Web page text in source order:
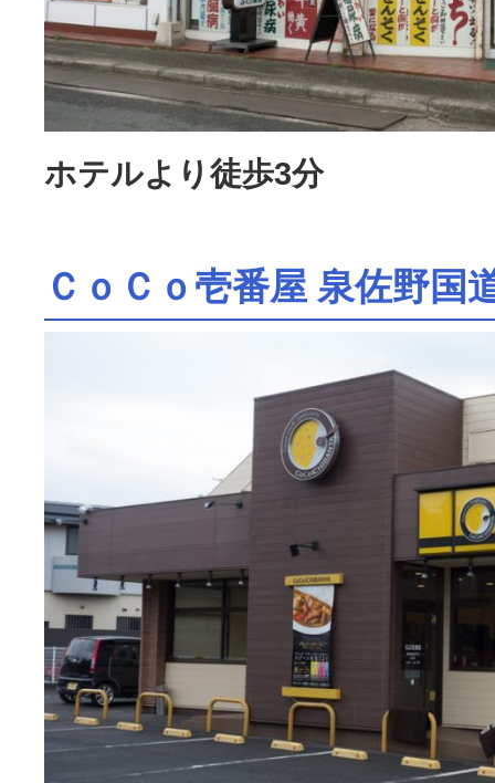
ホテルより徒歩3分
ＣｏＣｏ壱番屋 泉佐野国